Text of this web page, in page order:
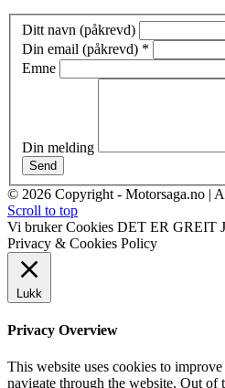
Ditt navn (påkrevd)
Din email (påkrevd) *
Emne
Din melding
Send
© 2026 Copyright - Motorsaga.no |
Scroll to top
Vi bruker Cookies DET ER GREIT
Privacy & Cookies Policy
Lukk
Privacy Overview
This website uses cookies to
navigate through the website. Out of